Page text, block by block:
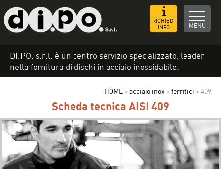
RICHIEDI
INFO
MENU
DI.PO. s.r.l. è un centro servizio specializzato, leader
nella fornitura di dischi in acciaio inossidabile.
HOME > acciaio inox > ferritici > 409
Scheda tecnica AISI 409